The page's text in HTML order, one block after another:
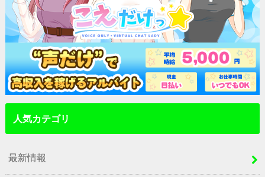
人気カテゴリ
最新情報